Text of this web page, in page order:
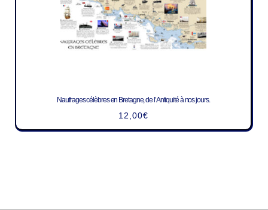
Naufrages célèbres en Bretagne, de l’Antiquité à nos jours.
12,00€